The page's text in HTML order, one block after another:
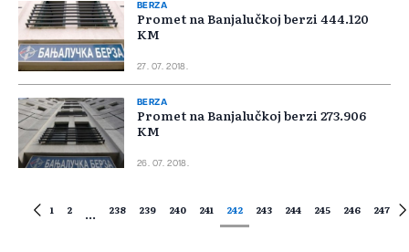
BERZA
Promet na Banjalučkoj berzi 444.120
KM
27. 07. 2018.
BERZA
Promet na Banjalučkoj berzi 273.906
KM
26. 07. 2018.
1 2 ... 238 239 240 241 242 243 244 245 246 247